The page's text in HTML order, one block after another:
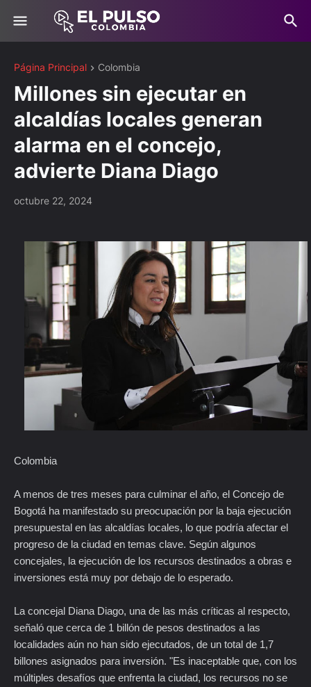
Página Principal Colombia
Millones sin ejecutar en
alcaldías locales generan
alarma en el concejo,
advierte Diana Diago
octubre 22, 2024
Colombia
A menos de tres meses para culminar el año, el Concejo de
Bogotá ha manifestado su preocupación por la baja ejecución
presupuestal en las alcaldías locales, lo que podría afectar el
progreso de la ciudad en temas clave. Según algunos
concejales, la ejecución de los recursos destinados a obras e
inversiones está muy por debajo de lo esperado.
La concejal Diana Diago, una de las más críticas al respecto,
señaló que cerca de 1 billón de pesos destinados a las
localidades aún no han sido ejecutados, de un total de 1,7
billones asignados para inversión. "Es inaceptable que, con los
múltiples desafíos que enfrenta la ciudad, los recursos no se